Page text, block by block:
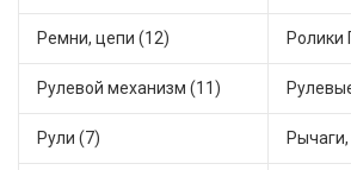
Ремни, цепи (12)
Рулевой механизм (11)
Рули (7) Рычаги,